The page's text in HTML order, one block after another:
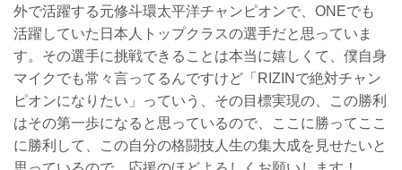
外で活躍する元修斗環太平洋チャンピオンで、ONEでも
活躍していた日本人トップクラスの選手だと思っていま
す。その選手に挑戦できることは本当に嬉しくて、僕自身
マイクでも常々言ってるんですけど「RIZINで絶対チャン
ピオンになりたい」っていう、その目標実現の、この勝利
はその第一歩になると思っているので、ここに勝ってここ
に勝利して、この自分の格闘技人生の集大成を見せたいと